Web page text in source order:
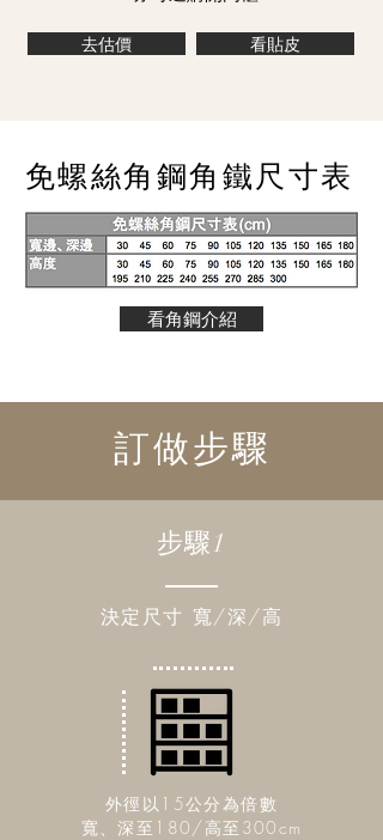
去估價 看貼皮
免螺絲角鋼角鐵尺寸表
看角鋼介紹
訂做步驟
步驟1
​決定尺寸 寬/深/高
外徑以15公分為倍數
​寬、深至180/高至300cm